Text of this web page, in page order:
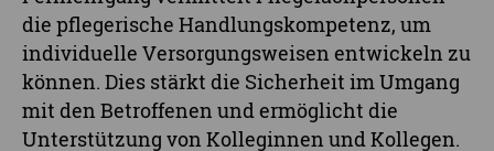
die pflegerische Handlungskompetenz, um
individuelle Versorgungsweisen entwickeln zu
können. Dies stärkt die Sicherheit im Umgang
mit den Betroffenen und ermöglicht die
Unterstützung von Kolleginnen und Kollegen.